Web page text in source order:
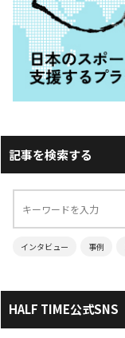
記事を検索する
インタビュー 事例
HALF TIME公式SNS